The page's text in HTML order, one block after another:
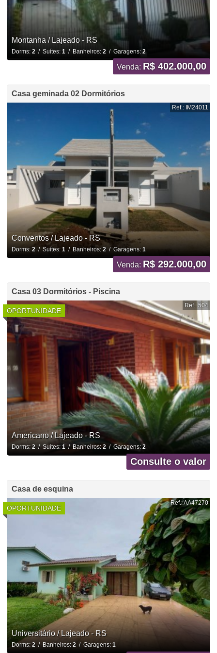
Montanha / Lajeado - RS
Dorms: 2/ Suítes: 1/ Banheiros: 2/ Garagens: 2
Venda: R$ 402.000,00
Casa geminada 02 Dormitórios
Ref.: IM24011
Conventos / Lajeado - RS
Dorms: 2/ Suítes: 1 / Banheiros: 2/ Garagens: 1
Venda: R$ 292.000,00
Casa 03 Dormitórios - Piscina
OPORTUNIDADE
Ref.: 504
Americano / Lajeado - RS
Dorms: 2/ Suítes: 1/ Banheiros:2/ Garagens:2
Consulte o valor
Casa de esquina
OPORTUNIDADE
Ref.: AA47270
Universitário / Lajeado - RS
Dorms: 2/ Banheiros: 2/ Garagens: 1